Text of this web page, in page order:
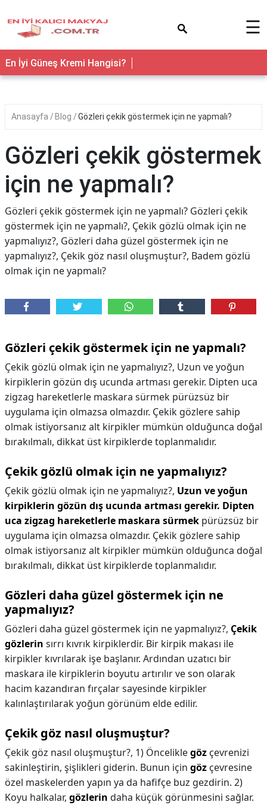
☰
En İyi Güneş Kremi Hangisi?
Anasayfa Blog Gözleri çekik göstermek için ne yapmalı?
Gözleri çekik göstermek
için ne yapmalı?
Gözleri çekik göstermek için ne yapmalı? Gözleri çekik
göstermek için ne yapmalı?, Çekik gözlü olmak için ne
yapmalıyız?, Gözleri daha güzel göstermek için ne
yapmalıyız?, Çekik göz nasıl oluşmuştur?, Badem gözlü
olmak için ne yapmalı?
Gözleri çekik göstermek için ne yapmalı?
Çekik gözlü olmak için ne yapmalıyız?, Uzun ve yoğun
kirpiklerin gözün dış ucunda artması gerekir. Dipten uca
zigzag hareketlerle maskara sürmek pürüzsüz bir
uygulama için olmazsa olmazdır. Çekik gözlere sahip
olmak istiyorsanız alt kirpikler mümkün olduğunca doğal
bırakılmalı, dikkat üst kirpiklerde toplanmalıdır.
Çekik gözlü olmak için ne yapmalıyız?
Çekik gözlü olmak için ne yapmalıyız?, Uzun ve yoğun
kirpiklerin gözün dış ucunda artması gerekir. Dipten
uca zigzag hareketlerle maskara sürmek pürüzsüz bir
uygulama için olmazsa olmazdır. Çekik gözlere sahip
olmak istiyorsanız alt kirpikler mümkün olduğunca doğal
bırakılmalı, dikkat üst kirpiklerde toplanmalıdır.
Gözleri daha güzel göstermek için ne
yapmalıyız?
Gözleri daha güzel göstermek için ne yapmalıyız?, Çekik
gözlerin sırrı kıvrık kirpiklerdir. Bir kirpik makası ile
kirpikler kıvrılarak işe başlanır. Ardından uzatıcı bir
maskara ile kirpiklerin boyutu artırılır ve son olarak
hacim kazandıran fırçalar sayesinde kirpikler
kalınlaştırılarak yoğun görünüm elde edilir.
Çekik göz nasıl oluşmuştur?
Çekik göz nasıl oluşmuştur?, 1) Önceliklegöz çevrenizi
sakinleştirin, şişlikleri giderin. Bunun için göz çevresine
özel maskelerden yapın ya da hafifçe buz gezdirin. 2)
Koyu halkalar, gözlerin daha küçük görünmesini sağlar.